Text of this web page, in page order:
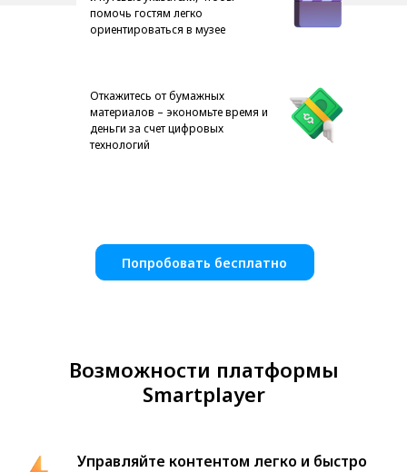
Откажитесь от бумажных
материалов – экономьте время и
деньги за счет цифровых
технологий
помочь гостям легко
ориентироваться в музее
Попробовать бесплатно
Возможности платформы
Smartplayer
Управляйте контентом легко и быстро